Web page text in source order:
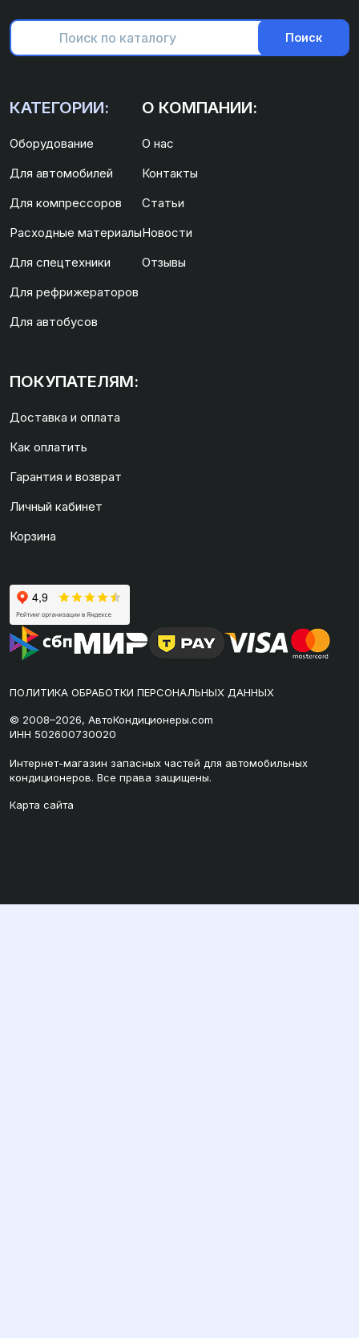
Поиск
КАТЕГОРИИ:
Оборудование
Для автомобилей
Для компрессоров
Расходные материалы
Для спецтехники
Для рефрижераторов
Для автобусов
О КОМПАНИИ:
О нас
Контакты
Статьи
Новости
Отзывы
ПОКУПАТЕЛЯМ:
Доставка и оплата
Как оплатить
Гарантия и возврат
Личный кабинет
Корзина
ПОЛИТИКА ОБРАБОТКИ ПЕРСОНАЛЬНЫХ ДАННЫХ
© 2008–2026, АвтоКондиционеры.com
ИНН 502600730020
Интернет-магазин запасных частей для автомобильных
кондиционеров. Все права защищены.
Карта сайта